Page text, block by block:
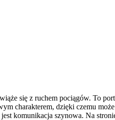
się z ruchem pociągów. To
charakterem, dzięki czemu
jest komunikacja szynowa. Na